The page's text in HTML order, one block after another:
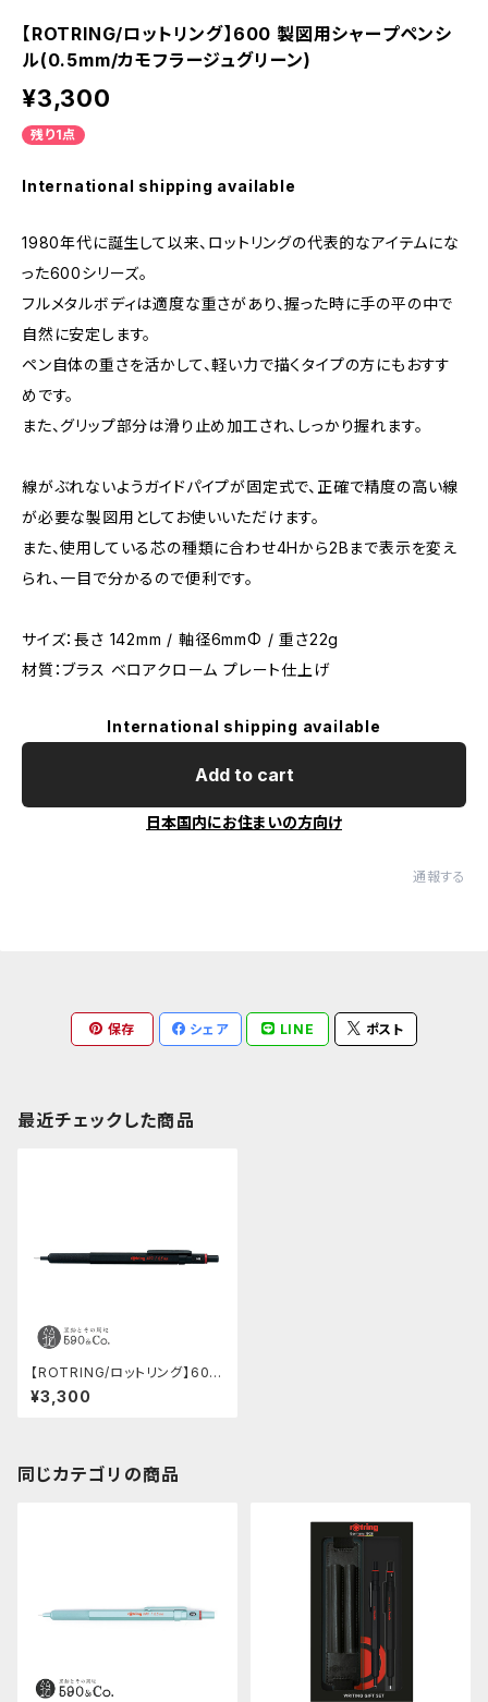
【ROTRING/ロットリング】600 製図用シャープペンシ
ル(0.5mm/カモフラージュグリーン)
¥3,300
残り1点
International shipping available
1980年代に誕生して以来、ロットリングの代表的なアイテムにな
った600シリーズ。
フルメタルボディは適度な重さがあり、握った時に手の平の中で
自然に安定します。
ペン自体の重さを活かして、軽い力で描くタイプの方にもおすす
めです。
また、グリップ部分は滑り止め加工され、しっかり握れます。
線がぶれないようガイドパイプが固定式で、正確で精度の高い線
が必要な製図用としてお使いいただけます。
また、使用している芯の種類に合わせ4Hから2Bまで表示を変え
られ、一目で分かるので便利です。
サイズ：長さ 142mm / 軸径6mmΦ / 重さ22g
材質：ブラス ベロアクローム プレート仕上げ
International shipping available
Add to cart
日本国内にお住まいの方向け
通報する
保存 シェア LINE ポスト
最近チェックした商品
【ROTRING/ロットリング】600
製図用シャープペンシル(0.5m
m/カモフラージュグリーン)
¥3,300
同じカテゴリの商品